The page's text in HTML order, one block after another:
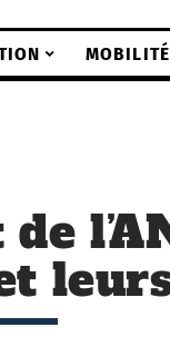
MOBILITÉ